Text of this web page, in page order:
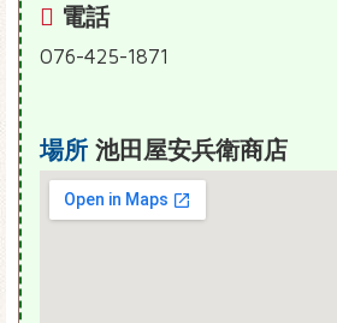
電話
076-425-1871
場所 池田屋安兵衛商店